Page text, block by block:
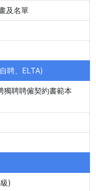
及名單
聘、ELTA)
獨聘聘僱契約書範本
)